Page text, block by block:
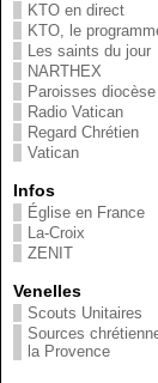
KTO en direct
KTO, le
Les saints du jour
NARTHEX
Paroisses diocèse
Radio Vatican
Regard Chrétien
Vatican
Infos
Église en France
La-Croix
ZENIT
Venelles
Scouts Unitaires
Sources
la Provence